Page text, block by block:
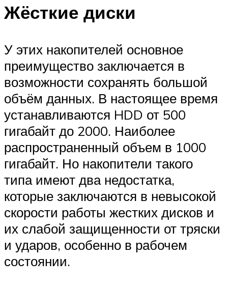
Жёсткие диски
У этих накопителей основное
преимущество заключается в
возможности сохранять большой
объём данных. В настоящее время
устанавливаются HDD от 500
гигабайт до 2000. Наиболее
распространенный объем в 1000
гигабайт. Но накопители такого
типа имеют два недостатка,
которые заключаются в невысокой
скорости работы жестких дисков и
их слабой защищенности от тряски
и ударов, особенно в рабочем
состоянии.